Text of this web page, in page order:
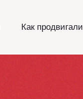
Как продвигали